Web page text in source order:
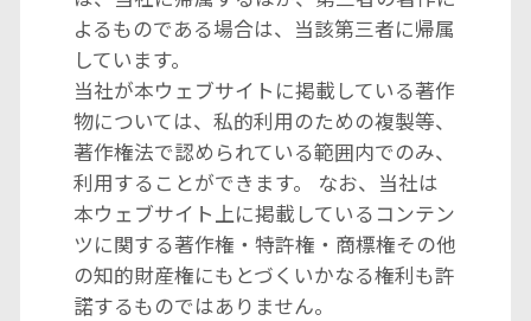
よるものである場合は、当該第三者に帰属
しています。
当社が本ウェブサイトに掲載している著作
物については、私的利用のための複製等、
著作権法で認められている範囲内でのみ、
利用することができます。 なお、当社は
本ウェブサイト上に掲載しているコンテン
ツに関する著作権・特許権・商標権その他
の知的財産権にもとづくいかなる権利も許
諾するものではありません。